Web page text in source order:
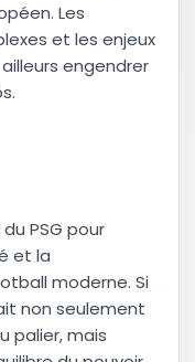
Les
et les enjeux
engendrer
PSG pour
et la
moderne. Si
non seulement
palier, mais